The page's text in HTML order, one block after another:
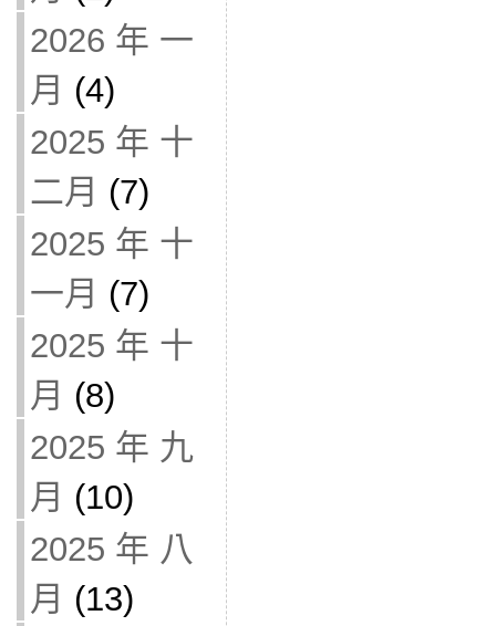
2026 年 一
月 (4)
2025 年 十
二月 (7)
2025 年 十
一月 (7)
2025 年 十
月 (8)
2025 年 九
月 (10)
2025 年 八
月 (13)